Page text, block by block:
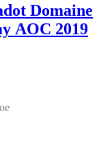
Domaine
AOC 2019